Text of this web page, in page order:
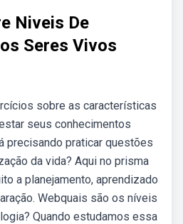
Niveis De
Seres Vivos
sobre as características
seus conhecimentos
precisando praticar questões
da vida? Aqui no prisma
a planejamento, aprendizado
Webquais são os níveis
Quando estudamos essa